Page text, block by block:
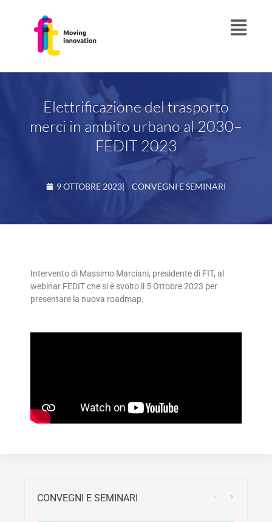
Elettrificazione del trasporto
merci in ambito urbano al 2030–
FEDIT 2023
9 OTTOBRE 2023| CONVEGNI E SEMINARI
Intervento di Massimo Marciani, presidente di FIT, al
webinar FEDIT che si è svolto il 5 Ottobre 2023 per
presentare la nuova roadmap.
CONVEGNI E SEMINARI